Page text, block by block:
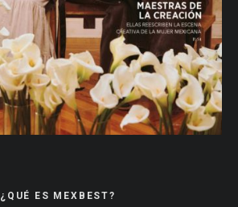
¿QUÉ ES MEXBEST?